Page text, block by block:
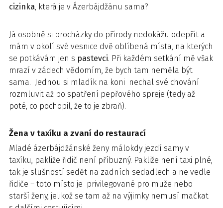
cizinka, která je v Ázerbájdžánu sama?
Já osobně si procházky do přírody nedokážu odepřít a
mám v okolí své vesnice dvě oblíbená místa, na kterých
se potkávám jen s pastevci. Při každém setkání mě však
mrazí v zádech vědomím, že bych tam neměla být
sama. Jednou si mladík na koni nechal své chování
rozmluvit až po spatření pepřového spreje (tedy až
poté, co pochopil, že to je zbraň).
Žena v taxíku a zvaní do restaurací
Mladé ázerbájdžánské ženy málokdy jezdí samy v
taxíku, pakliže řidič není příbuzný. Pakliže není taxi plné,
tak je slušností sedět na zadních sedadlech a ne vedle
řidiče – toto místo je privilegované pro muže nebo
starší ženy, jelikož se tam až na výjimky nemusí mačkat